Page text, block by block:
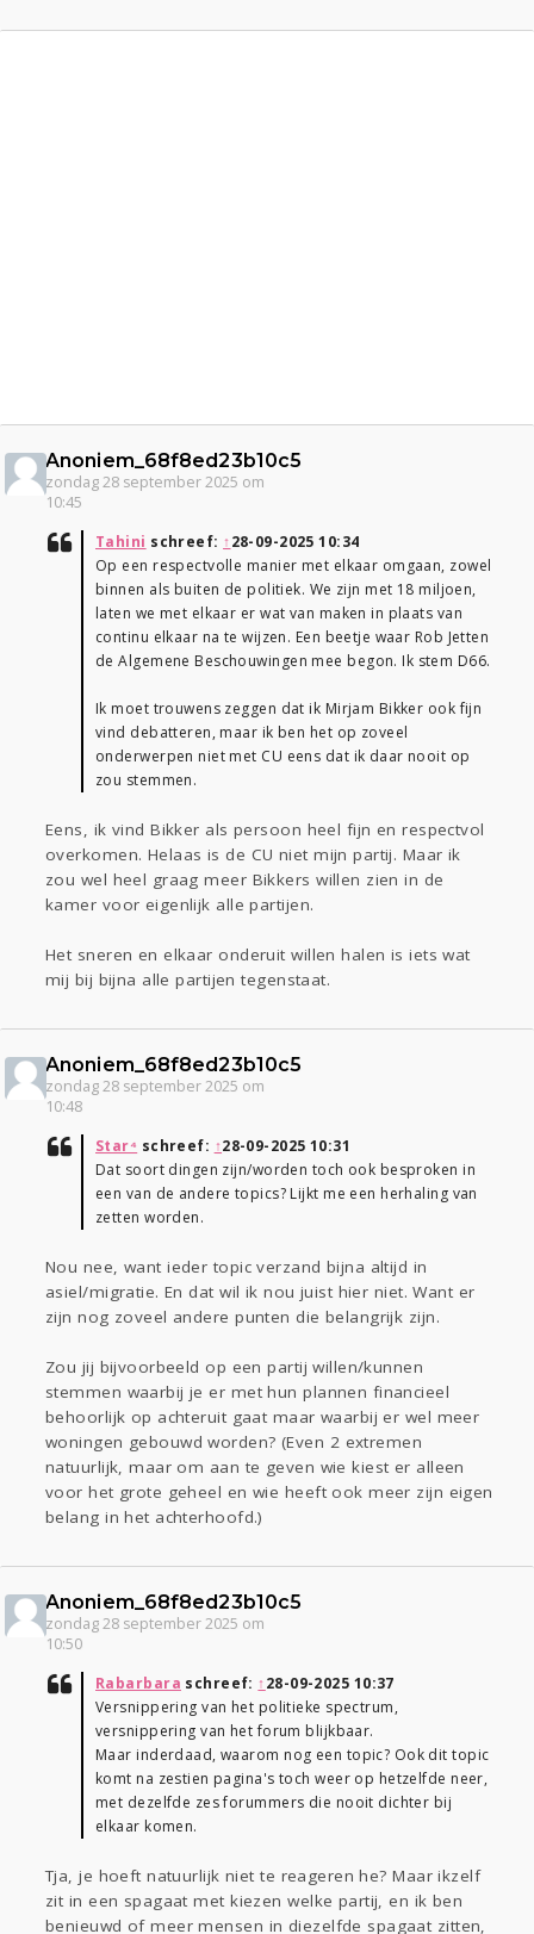
Anoniem_68f8ed23b10c5
zondag 28 september 2025 om
10:45
Tahini schreef: ↑28-09-2025 10:34
Op een respectvolle manier met elkaar omgaan, zowel
binnen als buiten de politiek. We zijn met 18 miljoen,
laten we met elkaar er wat van maken in plaats van
continu elkaar na te wijzen. Een beetje waar Rob Jetten
de Algemene Beschouwingen mee begon. Ik stem D66.
Ik moet trouwens zeggen dat ik Mirjam Bikker ook fijn
vind debatteren, maar ik ben het op zoveel
onderwerpen niet met CU eens dat ik daar nooit op
zou stemmen.
Eens, ik vind Bikker als persoon heel fijn en respectvol
overkomen. Helaas is de CU niet mijn partij. Maar ik
zou wel heel graag meer Bikkers willen zien in de
kamer voor eigenlijk alle partijen.
Het sneren en elkaar onderuit willen halen is iets wat
mij bij bijna alle partijen tegenstaat.
Anoniem_68f8ed23b10c5
zondag 28 september 2025 om
10:48
Star⁴ schreef: ↑28-09-2025 10:31
Dat soort dingen zijn/worden toch ook besproken in
een van de andere topics? Lijkt me een herhaling van
zetten worden.
Nou nee, want ieder topic verzand bijna altijd in
asiel/migratie. En dat wil ik nou juist hier niet. Want er
zijn nog zoveel andere punten die belangrijk zijn.
Zou jij bijvoorbeeld op een partij willen/kunnen
stemmen waarbij je er met hun plannen financieel
behoorlijk op achteruit gaat maar waarbij er wel meer
woningen gebouwd worden? (Even 2 extremen
natuurlijk, maar om aan te geven wie kiest er alleen
voor het grote geheel en wie heeft ook meer zijn eigen
belang in het achterhoofd.)
Anoniem_68f8ed23b10c5
zondag 28 september 2025 om
10:50
Rabarbara schreef: ↑28-09-2025 10:37
Versnippering van het politieke spectrum,
versnippering van het forum blijkbaar.
Maar inderdaad, waarom nog een topic? Ook dit topic
komt na zestien pagina's toch weer op hetzelfde neer,
met dezelfde zes forummers die nooit dichter bij
elkaar komen.
Tja, je hoeft natuurlijk niet te reageren he? Maar ikzelf
zit in een spagaat met kiezen welke partij, en ik ben
benieuwd of meer mensen in diezelfde spagaat zitten,